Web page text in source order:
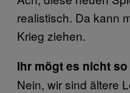
realistisch. Da kann
Krieg ziehen.
Ihr mögt es nicht
Nein, wir sind ältere